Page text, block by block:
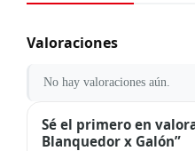
Valoraciones
No hay valoraciones aún.
Sé el primero en
Blanquedor x Galón”